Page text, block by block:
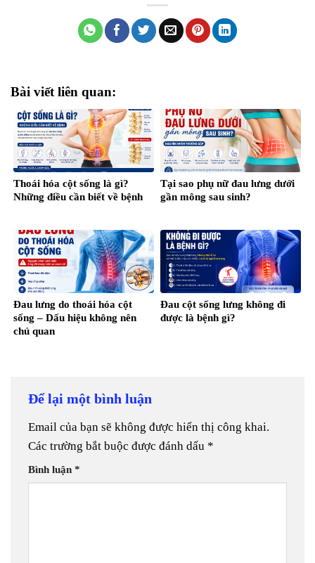
Bài viết liên quan:
Thoái hóa cột sống là gì?
Những điều cần biết về bệnh
Tại sao phụ nữ đau lưng dưới
gần mông sau sinh?
Đau lưng do thoái hóa cột
sống – Dấu hiệu không nên
chủ quan
Đau cột sống lưng không đi
được là bệnh gì?
Để lại một bình luận
Email của bạn sẽ không được hiển thị công khai.
Các trường bắt buộc được đánh dấu *
Bình luận *